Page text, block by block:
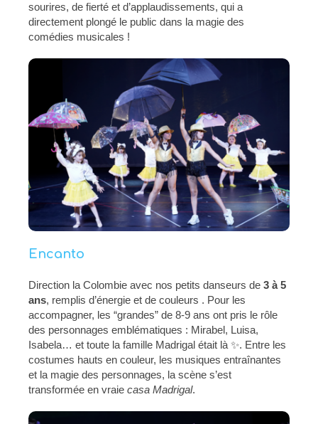
sourires, de fierté et d’applaudissements, qui a
directement plongé le public dans la magie des
comédies musicales !
Encanto
Direction la Colombie avec nos petits danseurs de 3 à 5
ans, remplis d’énergie et de couleurs . Pour les
accompagner, les “grandes” de 8-9 ans ont pris le rôle
des personnages emblématiques : Mirabel, Luisa,
Isabela… et toute la famille Madrigal était là ✨. Entre les
costumes hauts en couleur, les musiques entraînantes
et la magie des personnages, la scène s’est
transformée en vraie casa Madrigal.